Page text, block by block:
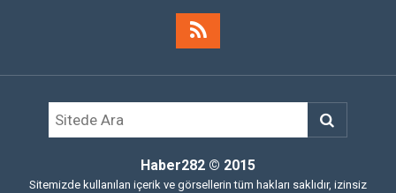
Haber282 © 2015
Sitemizde kullanılan içerik ve görsellerin tüm hakları saklıdır, izinsiz